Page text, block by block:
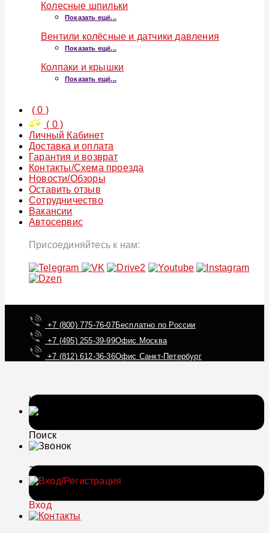
Колесные шпильки
Показать ещё...
Вентили колёсные и датчики давления
Показать ещё...
Колпаки и крышки
Показать ещё...
(0 )
( 0)
Личный Кабинет
Доставка и оплата
Гарантия и возврат
Контакты/Схема проезда
Новости/Обзоры
Оставить отзыв
Сотрудничество
Вакансии
Автосервис
Присоединяйтесь к нам:
+7 (800) 775-76-07Бесплатно по России
+7 (495) 255-39-99Офис Москва
+7 (812) 612-36-36Офис Санкт-Петербург
Каталог
Поиск
Звонок
Вход